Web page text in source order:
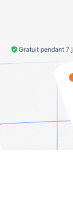
Gratuit pendant 7